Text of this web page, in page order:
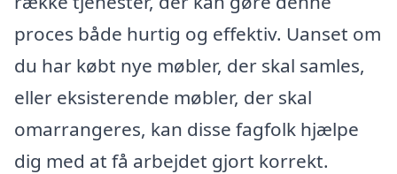
proces både hurtig og effektiv. Uanset om
du har købt nye møbler, der skal samles,
eller eksisterende møbler, der skal
omarrangeres, kan disse fagfolk hjælpe
dig med at få arbejdet gjort korrekt.